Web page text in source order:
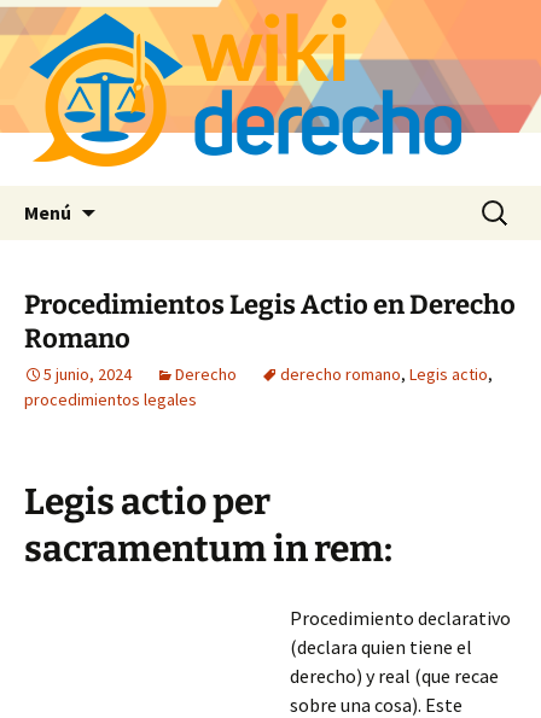
Menú Buscar:
Procedimientos Legis Actio en Derecho
Romano
5 junio, 2024 Derecho derecho romano, Legis actio,
procedimientos legales
Legis actio per
sacramentum in rem:
Procedimiento declarativo
(declara quien tiene el
derecho) y real (que recae
sobre una cosa). Este